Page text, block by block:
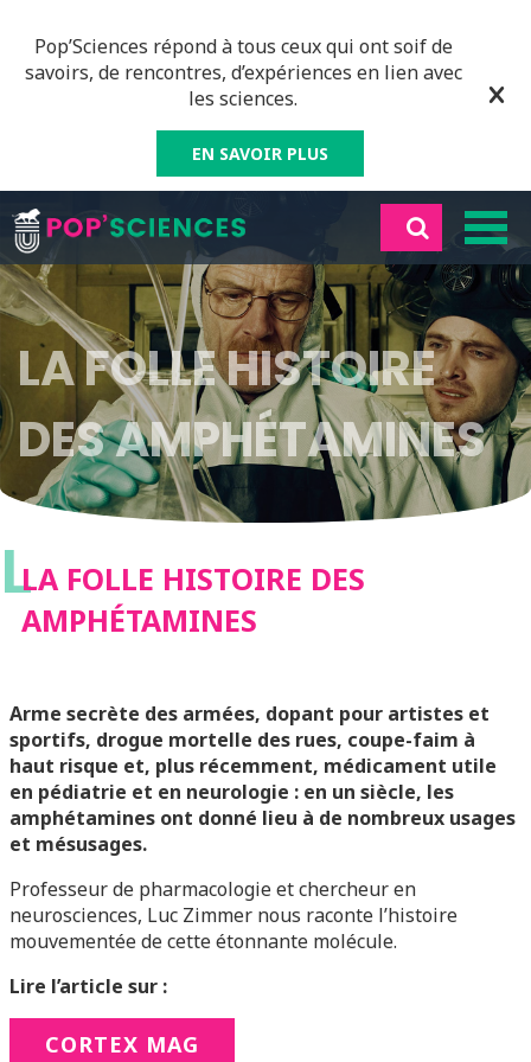
Pop’Sciences répond à tous ceux qui ont soif de
savoirs, de rencontres, d’expériences en lien avec
les sciences.
EN SAVOIR PLUS
LA FOLLE HISTOIRE
DES AMPHÉTAMINES
LLA FOLLE HISTOIRE DES
AMPHÉTAMINES
Arme secrète des armées, dopant pour artistes et
sportifs, drogue mortelle des rues, coupe-faim à
haut risque et, plus récemment, médicament utile
en pédiatrie et en neurologie : en un siècle, les
amphétamines ont donné lieu à de nombreux usages
et mésusages.
Professeur de pharmacologie et chercheur en
neurosciences, Luc Zimmer nous raconte l’histoire
mouvementée de cette étonnante molécule.
Lire l’article sur :
CORTEX MAG